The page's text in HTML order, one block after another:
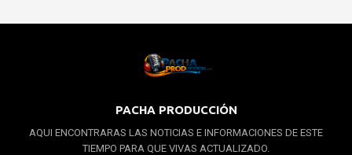
PACHA PRODUCCIÓN
AQUI ENCONTRARAS LAS NOTICIAS E INFORMACIONES DE ESTE
TIEMPO PARA QUE VIVAS ACTUALIZADO.